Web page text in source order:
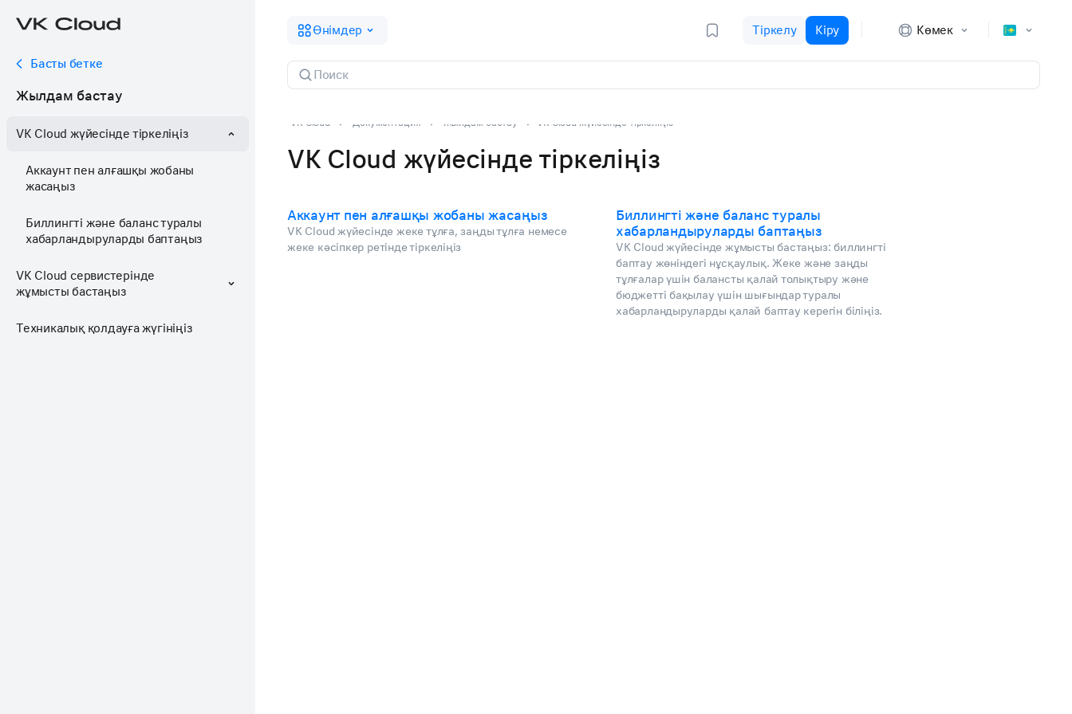
Өнімдер Тіркелу Кіру Көмек
Басты бетке
Жылдам бастау
VK Cloud жүйесінде тіркеліңіз
Аккаунт пен алғашқы жобаны
жасаңыз
Биллингті және баланс туралы
хабарландыруларды баптаңыз
VK Cloud сервистерінде
жұмысты бастаңыз
Техникалық қолдауға жүгініңіз
VK Cloud Документация Жылдам бастау VK Cloud жүйесінде тіркеліңіз
VK Cloud жүйесінде тіркеліңіз
Аккаунт пен алғашқы жобаны жасаңыз
VK Cloud жүйесінде жеке тұлға, заңды тұлға немесе
жеке кәсіпкер ретінде тіркеліңіз
Биллингті және баланс туралы
хабарландыруларды баптаңыз
VK Cloud жүйесінде жұмысты бастаңыз: биллингті
баптау жөніндегі нұсқаулық. Жеке және заңды
тұлғалар үшін балансты қалай толықтыру және
бюджетті бақылау үшін шығындар туралы
хабарландыруларды қалай баптау керегін біліңіз.